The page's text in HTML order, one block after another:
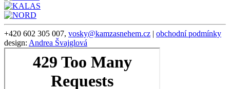
+420 602 305 007, vosky@kamzasnehem.cz | obchodní podmínky
design: Andrea Švajglová